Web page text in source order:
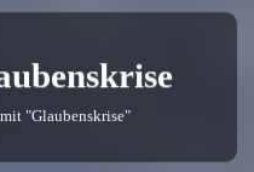
"Glaubenskrise"